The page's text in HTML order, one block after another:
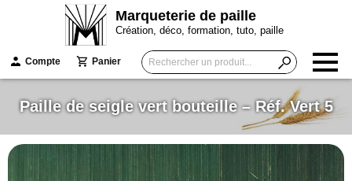
Marqueterie de paille
Création, déco, formation, tuto, paille
Compte Panier
Paille de seigle vert bouteille – Réf. Vert 5